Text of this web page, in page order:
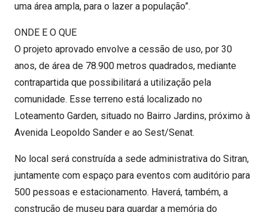
uma área ampla, para o lazer a população”.
ONDE E O QUE
O projeto aprovado envolve a cessão de uso, por 30
anos, de área de 78.900 metros quadrados, mediante
contrapartida que possibilitará a utilização pela
comunidade. Esse terreno está localizado no
Loteamento Garden, situado no Bairro Jardins, próximo à
Avenida Leopoldo Sander e ao Sest/Senat.
No local será construída a sede administrativa do Sitran,
juntamente com espaço para eventos com auditório para
500 pessoas e estacionamento. Haverá, também, a
construção de museu para guardar a memória do